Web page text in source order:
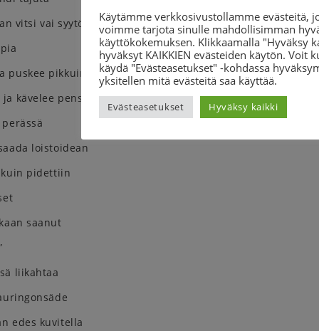
vitsi vai syytös
puskee pikkuinen nuppu
ja kävelee pensaiden luo
loistoidean
kuin pidettiin
saanut
liikahtaa
edes kuvitella
Käytämme verkkosivustollamme evästeitä,
voimme tarjota sinulle mahdollisimman
käyttökokemuksen. Klikkaamalla "Hyväksy
hyväksyt KAIKKIEN evästeiden käytön. Voit
käydä "Evästeasetukset" -kohdassa
yksitellen mitä evästeitä saa käyttää.
Evästeasetukset Hyväksy kaikki